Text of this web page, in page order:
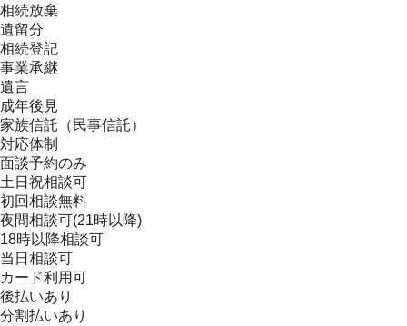
相続放棄
遺留分
相続登記
事業承継
遺言
成年後見
家族信託（民事信託）
対応体制
面談予約のみ
土日祝相談可
初回相談無料
夜間相談可(21時以降)
18時以降相談可
当日相談可
カード利用可
後払いあり
分割払いあり